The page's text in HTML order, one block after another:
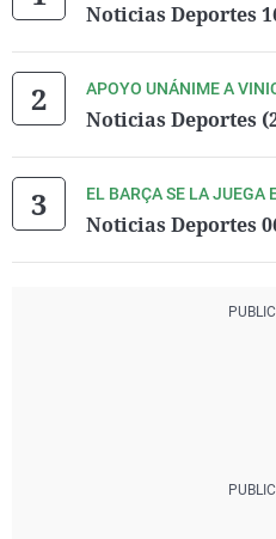
Noticias Deportes
APOYO UNÁNIME A
Noticias Deportes
EL BARÇA SE LA JUEGA
Noticias Deportes